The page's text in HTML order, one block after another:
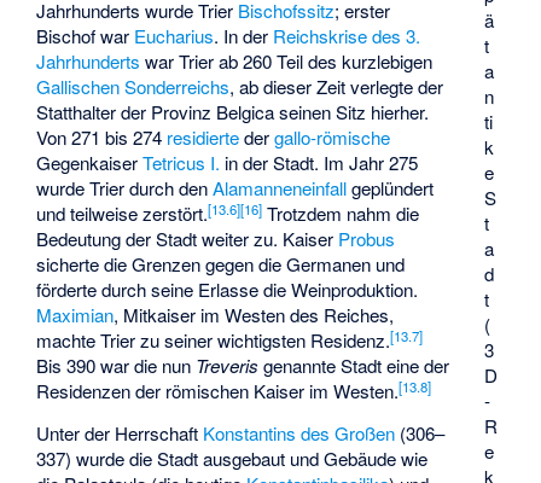
ä
t
a
n
ti
k
e
S
t
a
d
t
(
3
D
-
R
e
k
Jahrhunderts wurde Trier Bischofssitz; erster
Bischof war Eucharius. In der Reichskrise des 3.
Jahrhunderts war Trier ab 260 Teil des kurzlebigen
Gallischen Sonderreichs, ab dieser Zeit verlegte der
Statthalter der Provinz Belgica seinen Sitz hierher.
Von 271 bis 274 residiertedergallo-römische
GegenkaiserTetricus I. in der Stadt. Im Jahr 275
wurde Trier durch denAlamanneneinfallgeplündert
und teilweise zerstört.[13.6][16] Trotzdem nahm die
Bedeutung der Stadt weiter zu. Kaiser Probus
sicherte die Grenzen gegen die Germanen und
förderte durch seine Erlasse die Weinproduktion.
Maximian, Mitkaiser im Westen des Reiches,
machte Trier zu seiner wichtigsten Residenz.[13.7]
Bis 390 war die nun Treveris genannte Stadt eine der
Residenzen der römischen Kaiser im Westen.[13.8]
Unter der Herrschaft Konstantins des Großen (306–
337) wurde die Stadt ausgebaut und Gebäude wie